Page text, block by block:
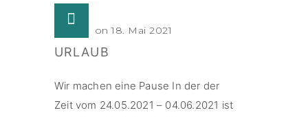
Posted on 18. Mai 2021
URLAUB
Wir machen eine Pause In der der
Zeit vom 24.05.2021 – 04.06.2021 ist